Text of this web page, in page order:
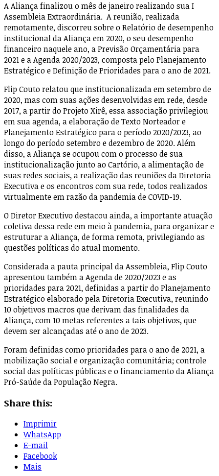
A Aliança finalizou o mês de janeiro realizando sua I
Assembleia Extraordinária. A reunião, realizada
remotamente, discorreu sobre o Relatório de desempenho
institucional da Aliança em 2020, o seu desempenho
financeiro naquele ano, a Previsão Orçamentária para
2021 e a Agenda 2020/2023, composta pelo Planejamento
Estratégico e Definição de Prioridades para o ano de 2021.
Flip Couto relatou que institucionalizada em setembro de
2020, mas com suas ações desenvolvidas em rede, desde
2017, a partir do Projeto Xirê, essa associação privilegiou
em sua agenda, a elaboração de Texto Norteador e
Planejamento Estratégico para o período 2020/2023, ao
longo do período setembro e dezembro de 2020. Além
disso, a Aliança se ocupou com o processo de sua
institucionalização junto ao Cartório, a alimentação de
suas redes sociais, a realização das reuniões da Diretoria
Executiva e os encontros com sua rede, todos realizados
virtualmente em razão da pandemia de COVID-19.
O Diretor Executivo destacou ainda, a importante atuação
coletiva dessa rede em meio à pandemia, para organizar e
estruturar a Aliança, de forma remota, privilegiando as
questões políticas do atual momento.
Considerada a pauta principal da Assembleia, Flip Couto
apresentou também a Agenda de 2020/2023 e as
prioridades para 2021, definidas a partir do Planejamento
Estratégico elaborado pela Diretoria Executiva, reunindo
10 objetivos macros que derivam das finalidades da
Aliança, com 10 metas referentes a tais objetivos, que
devem ser alcançadas até o ano de 2023.
Foram definidas como prioridades para o ano de 2021, a
mobilização social e organização comunitária; controle
social das políticas públicas e o financiamento da Aliança
Pró-Saúde da População Negra.
Share this:
Imprimir
WhatsApp
E-mail
Facebook
Mais